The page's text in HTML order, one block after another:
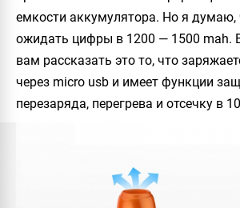
емкости аккумулятора. Но я думаю,
ожидать цифры в 1200 — 1500 mah.
вам рассказать это то, что
через micro usb и имеет функции
перезаряда, перегрева и отсечку в